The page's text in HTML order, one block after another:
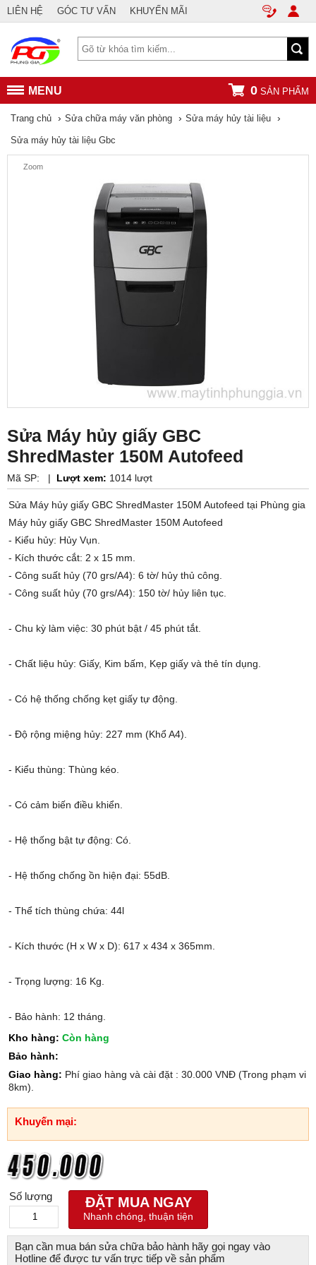
LIÊN HỆ GÓC TƯ VẤN KHUYẾN MÃI
MENU 0 SẢN PHẨM
Trang chủ › Sửa chữa máy văn phòng › Sửa máy hủy tài liệu ›
Sửa máy hủy tài liệu Gbc
Zoom
Sửa Máy hủy giấy GBC
ShredMaster 150M Autofeed
Mã SP: | Lượt xem: 1014 lượt
Sửa Máy hủy giấy GBC ShredMaster 150M Autofeed tại Phùng gia
Máy hủy giấy GBC ShredMaster 150M Autofeed
- Kiểu hủy: Hủy Vụn.
- Kích thước cắt: 2 x 15 mm.
- Công suất hủy (70 grs/A4): 6 tờ/ hủy thủ công.
- Công suất hủy (70 grs/A4): 150 tờ/ hủy liên tục.
- Chu kỳ làm việc: 30 phút bật / 45 phút tắt.
- Chất liệu hủy: Giấy, Kim bấm, Kẹp giấy và thẻ tín dụng.
- Có hệ thống chống kẹt giấy tự động.
- Độ rộng miệng hủy: 227 mm (Khổ A4).
- Kiểu thùng: Thùng kéo.
- Có cảm biến điều khiển.
- Hệ thống bật tự động: Có.
- Hệ thống chống ồn hiện đại: 55dB.
- Thể tích thùng chứa: 44l
- Kích thước (H x W x D): 617 x 434 x 365mm.
- Trọng lượng: 16 Kg.
- Bảo hành: 12 tháng.
Kho hàng: Còn hàng
Bảo hành:
Giao hàng: Phí giao hàng và cài đặt : 30.000 VNĐ (Trong phạm vi
8km).
Khuyến mại:
Số lượng ĐẶT MUA NGAY
Nhanh chóng, thuận tiện
Bạn cần mua bán sửa chữa bảo hành hãy gọi ngay vào
Hotline để được tư vấn trực tiếp về sản phẩm